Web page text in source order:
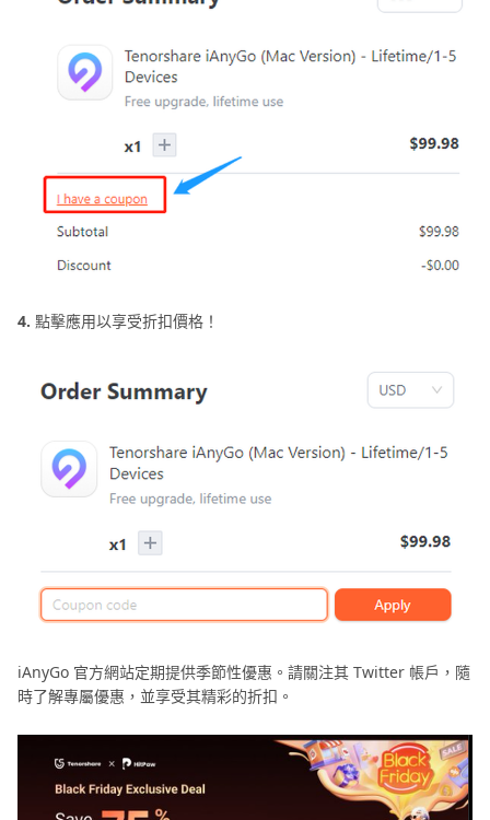
4. 點擊應用以享受折扣價格！
iAnyGo 官方網站定期提供季節性優惠。請關注其 Twitter 帳戶，隨
時了解專屬優惠，並享受其精彩的折扣。